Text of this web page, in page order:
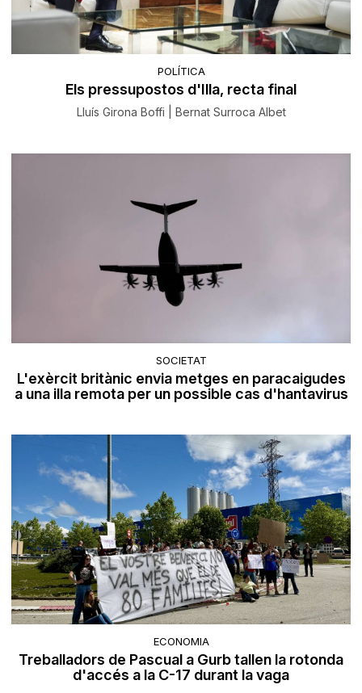
POLÍTICA
Els pressupostos d'Illa, recta final
Lluís Girona Boffi | Bernat Surroca Albet
SOCIETAT
L'exèrcit britànic envia metges en paracaigudes
a una illa remota per un possible cas d'hantavirus
ECONOMIA
Treballadors de Pascual a Gurb tallen la rotonda
d'accés a la C-17 durant la vaga